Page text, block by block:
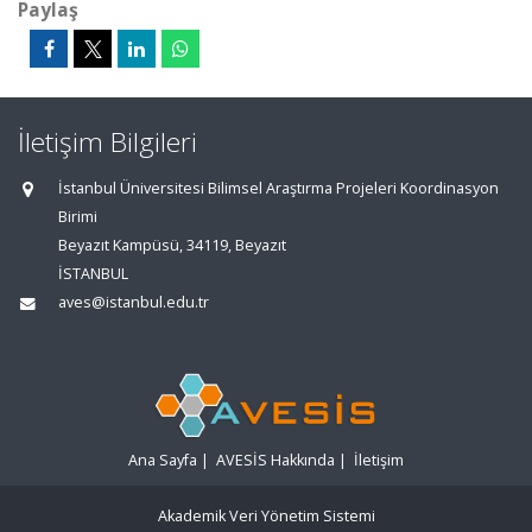
Paylaş
İletişim Bilgileri
İstanbul Üniversitesi Bilimsel Araştırma Projeleri Koordinasyon
Birimi
Beyazıt Kampüsü, 34119, Beyazıt
İSTANBUL
aves@istanbul.edu.tr
Ana Sayfa | AVESİS Hakkında | İletişim
Akademik Veri Yönetim Sistemi